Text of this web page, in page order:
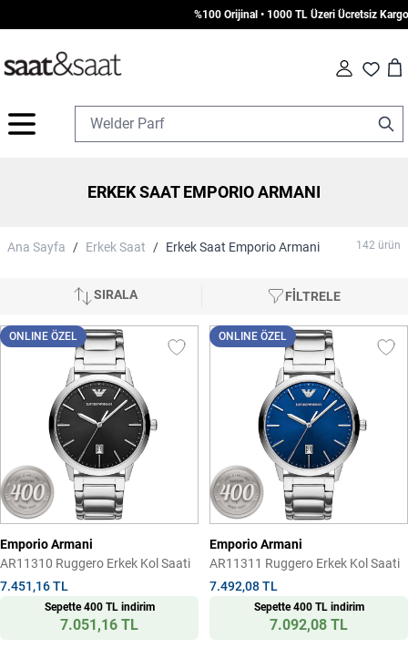
%100 Orijinal • 1000 TL Üzeri Ücretsiz Kargo • Vade
Fav Cart
ERKEK SAAT EMPORIO ARMANI
Ana Sayfa / Erkek Saat / Erkek Saat Emporio Armani 142 ürün
SIRALA FİLTRELE
ONLINE ÖZEL
Emporio Armani
AR11310 Ruggero Erkek Kol Saati
7.451,16 TL
Sepette 400 TL indirim
7.051,16 TL
ONLINE ÖZEL
Emporio Armani
AR11311 Ruggero Erkek Kol Saati
7.492,08 TL
Sepette 400 TL indirim
7.092,08 TL